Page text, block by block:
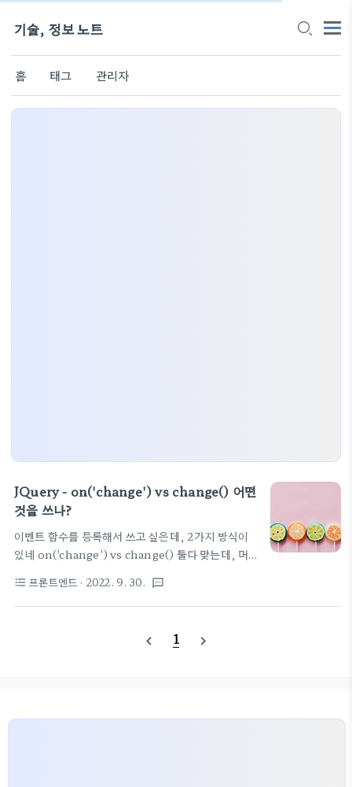
기술, 정보 노트
홈 태그 관리자
JQuery - on('change') vs change() 어떤
것을 쓰나?
이벤트 함수를 등록해서 쓰고 싶은데, 2가지 방식이
있네 on('change') vs change() 둘다 맞는데, 머
{}); 형태로 사용하는 것을 강권합니다. 동적으로 생
긴 컴포넌트도 쓸수있도록 하려면 on('change',...
과 click() 의 차이 JQuery on("click")과 click()
element에만 동작한다. 아래 예..
format_list_bulleted 프론트엔드 · 2022. 9. 30. textsms
navigate_before 1 navigate_next